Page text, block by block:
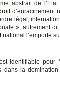
abstrait de
d’enracinement
légal,
», autrement
l’emporte
identifiable pour
la domination